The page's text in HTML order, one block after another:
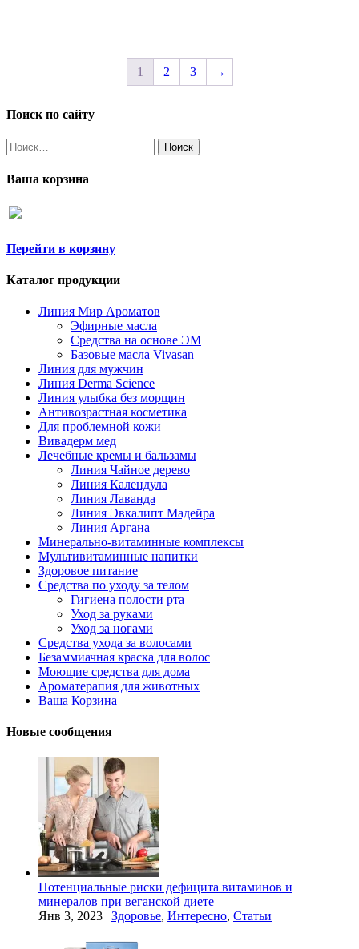
1 2 3 →
Поиск по сайту
Найти:
Ваша корзина
Перейти в корзину
Каталог продукции
Линия Мир Ароматов
Эфирные масла
Средства на основе ЭМ
Базовые масла Vivasan
Линия для мужчин
Линия Derma Science
Линия улыбка без морщин
Антивозрастная косметика
Для проблемной кожи
Вивадерм мед
Лечебные кремы и бальзамы
Линия Чайное дерево
Линия Календула
Линия Лаванда
Линия Эвкалипт Мадейра
Линия Аргана
Минерально-витаминные комплексы
Мультивитаминные напитки
Здоровое питание
Средства по уходу за телом
Гигиена полости рта
Уход за руками
Уход за ногами
Средства ухода за волосами
Безаммиачная краска для волос
Моющие средства для дома
Ароматерапия для животных
Ваша Корзина
Новые сообщения
Потенциальные риски дефицита витаминов и
минералов при веганской диете
Янв 3, 2023 | Здоровье, Интересно, Статьи